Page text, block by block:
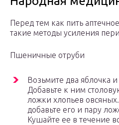
Перед тем как пить
такие методы усиления
Пшеничные отруби
Возьмите два яблочка
Добавьте к ним
ложки хлопьев
добавьте его и пару
Кушайте ее в течение